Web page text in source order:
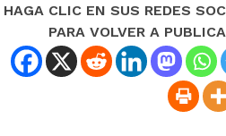
HAGA CLIC EN SUS REDES
PARA VOLVER A